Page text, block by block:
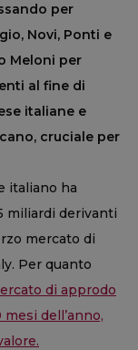
per
Novi, Ponti e
Meloni per
al fine di
italiane e
cruciale per
italiano ha
miliardi derivanti
mercato di
Per quanto
di approdo
dell’anno,